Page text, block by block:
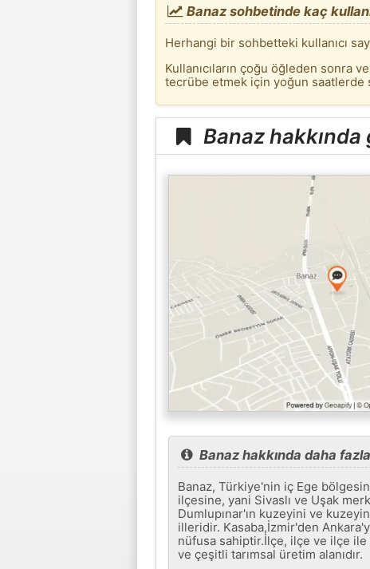
Banaz sohbetinde kaç
Herhangi bir sohbetteki kullanıcı
Kullanıcıların çoğu öğleden sonra
tecrübe etmek için yoğun saatlerde
Banaz
Banaz hakkında daha
Banaz, Türkiye'nin iç Ege
ilçesine, yani Sivaslı ve Uşak
Dumlupınar'ın kuzeyini ve
illeridir. Kasaba,İzmir'den
nüfusa sahiptir.İlçe, ilçe ve ilçe ile
ve çeşitli tarımsal üretim alanıdır.